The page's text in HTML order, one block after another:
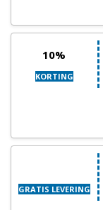
10%
KORTING
GRATIS LEVERING